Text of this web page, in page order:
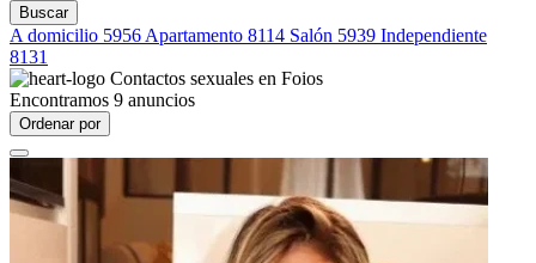
Buscar
A domicilio 5956 Apartamento 8114 Salón 5939 Independiente
8131
Contactos sexuales en Foios
Encontramos 9 anuncios
Ordenar por